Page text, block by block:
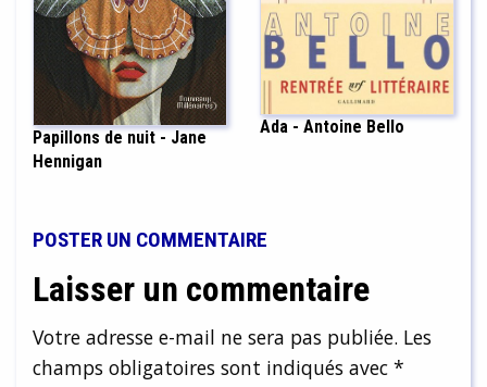
Papillons de nuit - Jane
Hennigan
Ada - Antoine Bello
POSTER UN COMMENTAIRE
Laisser un commentaire
Votre adresse e-mail ne sera pas publiée. Les
champs obligatoires sont indiqués avec *